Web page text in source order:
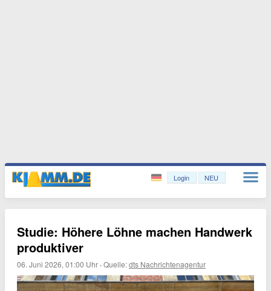
Login NEU
Studie: Höhere Löhne machen Handwerk
produktiver
06. Juni 2026, 01:00 Uhr ·Quelle:dts Nachrichtenagentur